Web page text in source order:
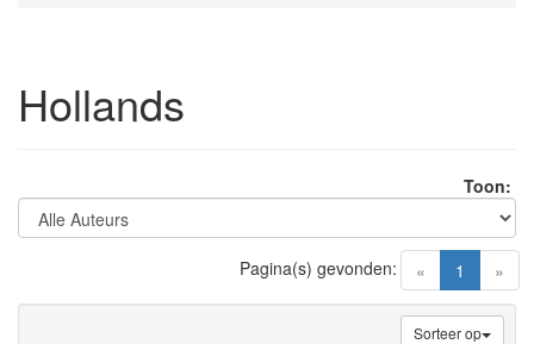
Hollands
Toon:
« 1 (current)
»
Pagina(s) gevonden:
Sorteer op